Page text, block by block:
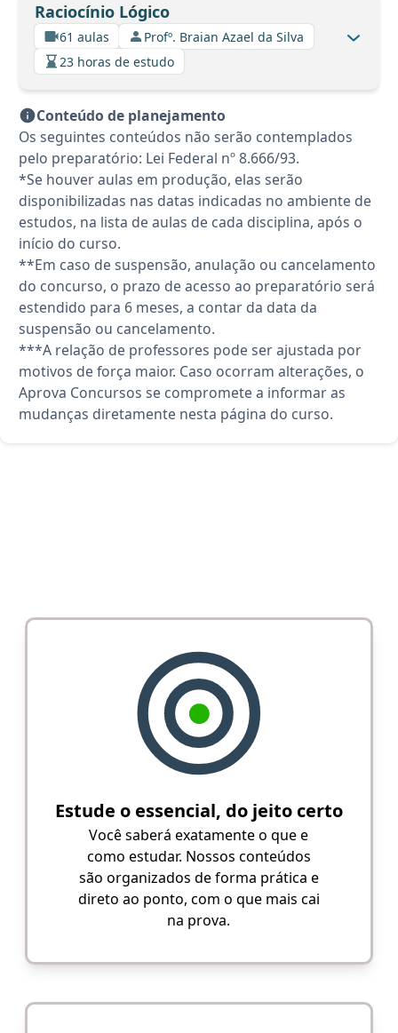
Raciocínio Lógico
61 aulas
Profº. Braian Azael da Silva
23 horas de estudo
Conteúdo de planejamento
Os seguintes conteúdos não serão contemplados
pelo preparatório: Lei Federal nº 8.666/93.
*Se houver aulas em produção, elas serão
disponibilizadas nas datas indicadas no ambiente de
estudos, na lista de aulas de cada disciplina, após o
início do curso.
**Em caso de suspensão, anulação ou cancelamento
do concurso, o prazo de acesso ao preparatório será
estendido para 6 meses, a contar da data da
suspensão ou cancelamento.
***A relação de professores pode ser ajustada por
motivos de força maior. Caso ocorram alterações, o
Aprova Concursos se compromete a informar as
mudanças diretamente nesta página do curso.
Estude o essencial, do jeito certo
Você saberá exatamente o que e
como estudar. Nossos conteúdos
são organizados de forma prática e
direto ao ponto, com o que mais cai
na prova.